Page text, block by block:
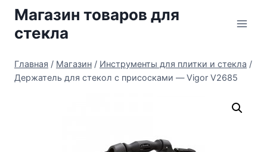
Перейти
содержимому
Магазин товаров для
стекла
Главная / Магазин / Инструменты для плитки и стекла /
Держатель для стекол с присосками — Vigor V2685